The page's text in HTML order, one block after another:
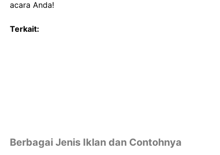
acara Anda!
Terkait:
Berbagai Jenis Iklan dan Contohnya